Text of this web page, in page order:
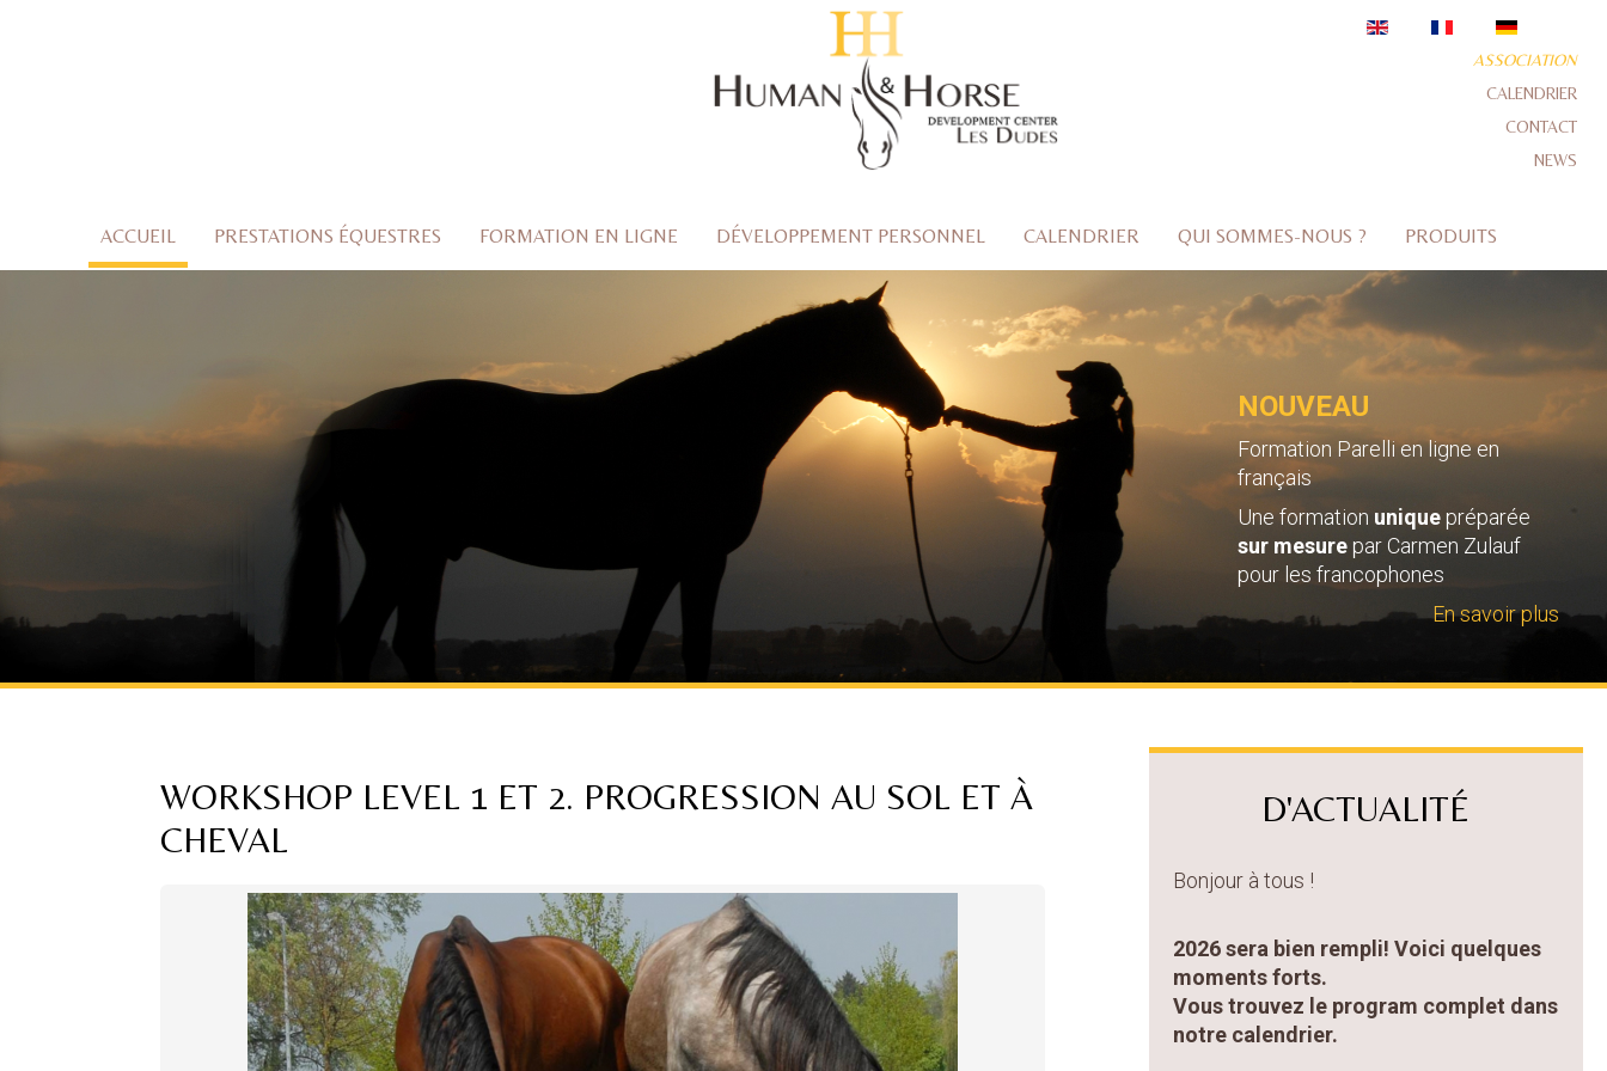
ASSOCIATION
CALENDRIER
CONTACT
NEWS
ACCUEIL PRESTATIONS ÉQUESTRES FORMATION EN LIGNE DÉVELOPPEMENT PERSONNEL CALENDRIER QUI SOMMES-NOUS ? PRODUITS
NOUVEAU
Formation Parelli en ligne en
français
Une formation uniquepréparée
sur mesurepar Carmen Zulauf
pour les francophones
En savoir plus
WORKSHOP LEVEL 1 ET 2. PROGRESSION AU SOL ET À
CHEVAL
D'ACTUALITÉ
Bonjour à tous !
2026 sera bien rempli! Voici quelques
moments forts.
Vous trouvez le program complet dans
notre calendrier.